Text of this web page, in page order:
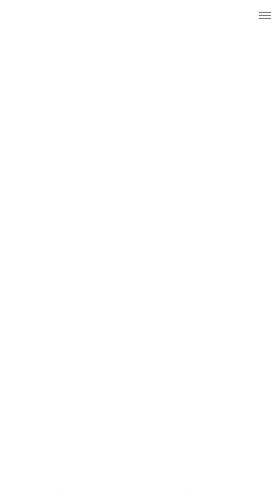
已注